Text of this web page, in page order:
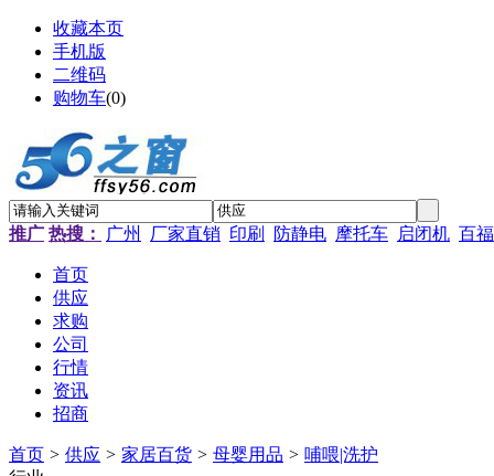
收藏本页
手机版
二维码
购物车(0)
推广 热搜： 广州 厂家直销 印刷 防静电 摩托车 启闭机 百福
首页
供应
求购
公司
行情
资讯
招商
首页 > 供应 > 家居百货 > 母婴用品 > 哺喂|洗护